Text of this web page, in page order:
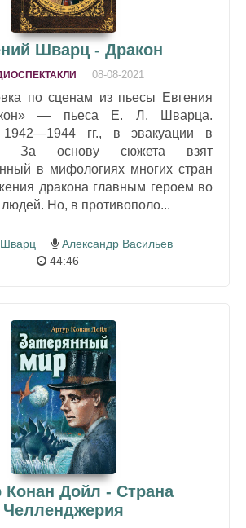
Шварц - Дракон
08-08-2021
по сценам из пьесы Евгения
— пьеса Е. Л. Шварца.
гг., в эвакуации в
За основу сюжета взят
в мифологиях многих стран
дракона главным героем во
Но, в противополо...
Шварц
Александр Васильев
44:46
Конан Дойл - Страна
Челленджерия